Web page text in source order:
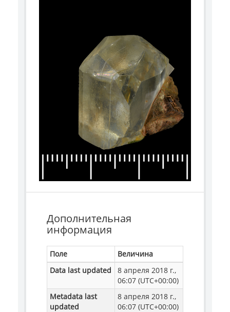
Дополнительная
информация
Поле
Величина
Data last updated
8 апреля 2018 г.,
06:07 (UTC+00:00)
Metadata last
updated
8 апреля 2018 г.,
06:07 (UTC+00:00)